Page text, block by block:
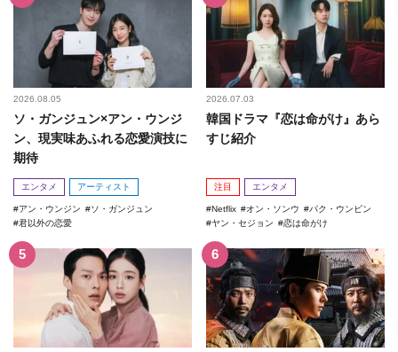
2026.08.05
ソ・ガンジュン×アン・ウンジ
ン、現実味あふれる恋愛演技に
期待
エンタメ アーティスト
アン・ウンジン
ソ・ガンジュン
君以外の恋愛
2026.07.03
韓国ドラマ『恋は命がけ』あら
すじ紹介
注目 エンタメ
Netflix オン・ソンウ
パク・ウンビン
ヤン・セジョン
恋は命がけ